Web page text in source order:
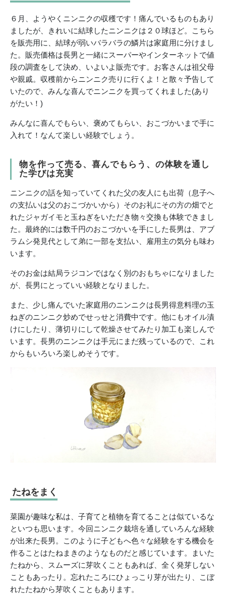
６月、ようやくニンニクの収穫です！痛んでいるものもあり
ましたが、きれいに結球したニンニクは２０球ほど。こちら
を販売用に、結球が弱いバラバラの鱗片は家庭用に分けまし
た。販売価格は長男と一緒にスーパーやインターネットで値
段の調査をして決め、いよいよ販売です。お客さんは祖父母
や親戚。収穫前からニンニク売りに行くよ！と散々予告して
いたので、みんな喜んでニンニクを買ってくれました(あり
がたい！)
みんなに喜んでもらい、褒めてもらい、おこづかいまで手に
入れて！なんて楽しい経験でしょう。
物を作って売る、喜んでもらう、の体験を通し
た学びは充実
ニンニクの話を知っていてくれた父の友人にも出荷（息子へ
の支払いは父のおこづかいから）そのお礼にその方の畑でと
れたジャガイモと玉ねぎをいただき物々交換も体験できまし
た。最終的には数千円のおこづかいを手にした長男は、アブ
ラムシ発見代として弟に一部を支払い、雇用主の気分も味わ
います。
そのお金は結局ラジコンではなく別のおもちゃになりました
が、長男にとっていい経験となりました。
また、少し痛んでいた家庭用のニンニクは長男得意料理の玉
ねぎのニンニク炒めでせっせと消費中です。他にもオイル漬
けにしたり、薄切りにして乾燥させてみたり加工も楽しんで
います。長男のニンニクは手元にまだ残っているので、これ
からもいろいろ楽しめそうです。
たねをまく
菜園が趣味な私は、子育てと植物を育てることは似ているな
といつも思います。今回ニンニク栽培を通していろんな経験
が出来た長男。このように子どもへ色々な経験をする機会を
作ることはたねまきのようなものだと感じています。まいた
たねから、スムーズに芽吹くこともあれば、全く発芽しない
こともあったり。忘れたころにひょっこり芽が出たり、こぼ
れたたねから芽吹くこともあります。